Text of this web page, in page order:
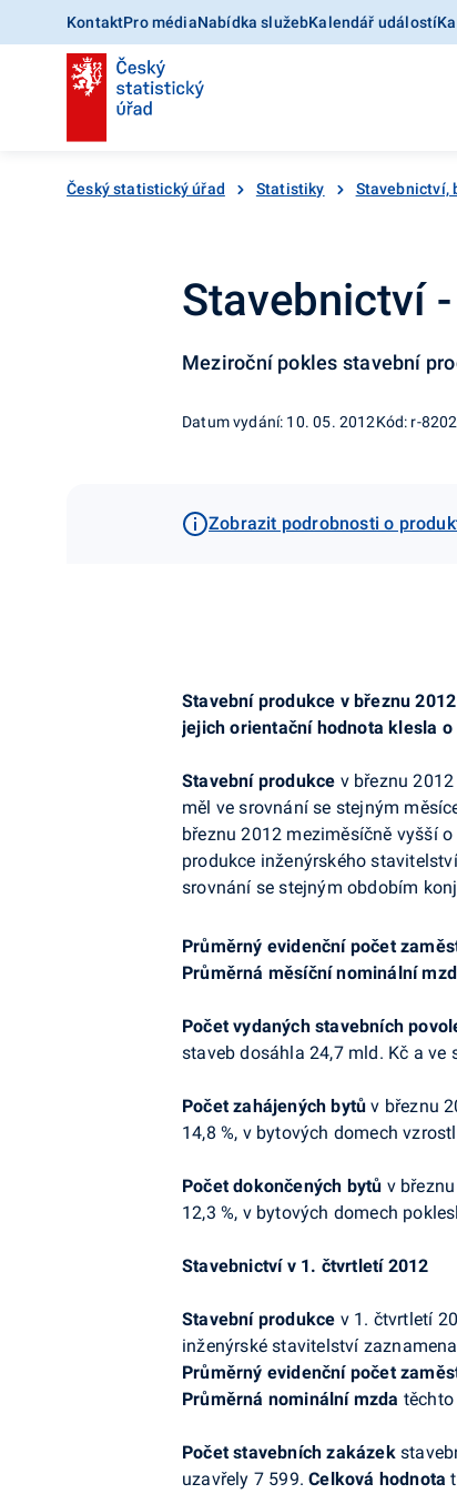
KontaktPro médiaNabídka služebKalendář událostí
Český statistický úřad Statistiky Stavebnictví,
Stavebnictví
Meziroční pokles stavební
Datum vydání: 10. 05. 2012Kód: r-
Zobrazit podrobnosti o
Stavební produkce v březnu
jejich orientační hodnota klesla o
Stavební produkce v březnu
měl ve srovnání se stejným
březnu 2012 meziměsíčně vyšší
produkce inženýrského
srovnání se stejným obdobím
Průměrný evidenční počet
Průměrná měsíční nominální
Počet vydaných stavebních
staveb dosáhla 24,7 mld. Kč a ve
Počet zahájených bytů v březnu
14,8 %, v bytových domech
Počet dokončených bytů v
12,3 %, v bytových domech
Stavebnictví v 1. čtvrtletí 2012
Stavební produkce v 1. čtvrtletí
inženýrské stavitelství
Průměrný evidenční počet
Průměrná nominální mzda
Počet stavebních zakázek
uzavřely 7 599.Celková hodnota